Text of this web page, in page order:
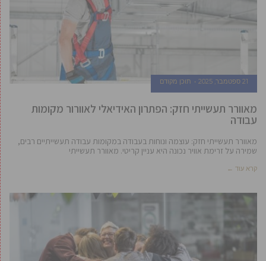
21 ספטמבר, 2025 תוכן מקודם
מאוורר תעשייתי חזק: הפתרון האידיאלי לאוורור מקומות
עבודה
מאוורר תעשייתי חזק: עוצמה ונוחות בעבודה במקומות עבודה תעשייתיים רבים,
שמירה על זרימת אוויר נכונה היא עניין קריטי. מאוורר תעשייתי
קרא עוד ←